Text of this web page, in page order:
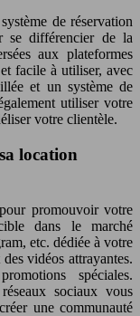
de réservation
se différencier de la
aux plateformes
facile à utiliser, avec
et un système de
utiliser votre
votre clientèle.
location
promouvoir votre
dans le marché
etc. dédiée à votre
vidéos attrayantes.
spéciales.
sociaux vous
une communauté